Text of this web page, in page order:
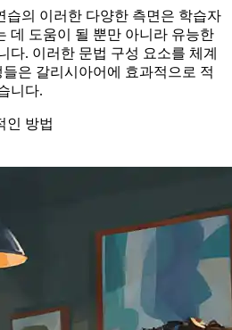
습의 이러한 다양한 측면은 학습자
데 도움이 될 뿐만 아니라 유능한
다. 이러한 문법 구성 요소를 체계
은 갈리시아어에 효과적으로 적
니다.
인 방법